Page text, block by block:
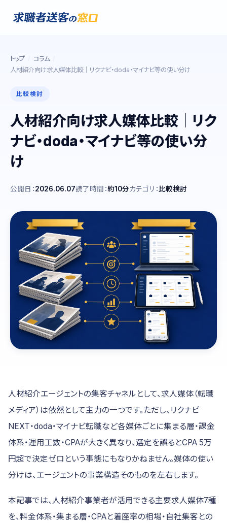
トップ
コラム
人材紹介向け求人媒体比較｜リクナビ・doda・マイナビ等の使い分け
比較検討
人材紹介向け求人媒体比較｜リク
ナビ・doda・マイナビ等の使い分
け
公開日：2026.06.07読了時間：約10分カテゴリ： 比較検討
人材紹介エージェントの集客チャネルとして、求人媒体（転職
メディア）は依然として主力の一つです。ただし、リクナビ
NEXT・doda・マイナビ転職など各媒体ごとに集まる層・課金
体系・運用工数・CPAが大きく異なり、選定を誤るとCPA 5万
円超で決定ゼロという事態にもなりかねません。媒体の使い
分けは、エージェントの事業構造そのものを左右します。
本記事では、人材紹介事業者が活用できる主要求人媒体7種
を、料金体系・集まる層・CPAと着座率の相場・自社集客との